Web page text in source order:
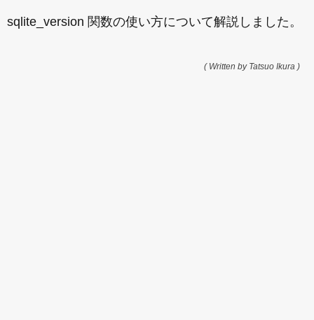
sqlite_version 関数の使い方について解説しました。
( Written by Tatsuo Ikura )